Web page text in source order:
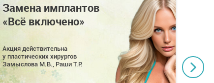
Замена имплантов
«Всё включено»
Акция действительна
у пластических хирургов
Замыслова М.В., Раши Т.Р.